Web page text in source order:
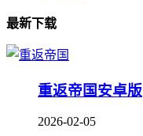
最新下载
重返帝国安卓版
2026-02-05